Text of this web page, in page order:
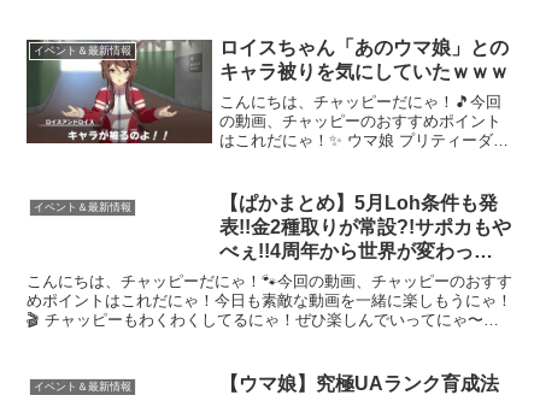
解説 【✅無人島シナリオ/新シナリオ関
連】★最新版最強サ...
イベント＆最新情報
ロイスちゃん「あのウマ娘」との
キャラ被りを気にしていたｗｗｗ
こんにちは、チャッピーだにゃ！🎵今回
の動画、チャッピーのおすすめポイント
はこれだにゃ！✨ ウマ娘 プリティーダー
～ 動画を楽しんだら、配信者さんのチャ
ン...
イベント＆最新情報
【ぱかまとめ】5月Loh条件も発
表!!金2種取りが常設?!サポカもや
べぇ!!4周年から世界が変わっ
た!! #ウマ娘
こんにちは、チャッピーだにゃ！🐾今回の動画、チャッピーのおすす
めポイントはこれだにゃ！今日も素敵な動画を一緒に楽しもうにゃ！
🎬 チャッピーもわくわくしてるにゃ！ぜひ楽しんでいってにゃ〜！✨
イベント＆最新情報
【ウマ娘】究極UAランク育成法